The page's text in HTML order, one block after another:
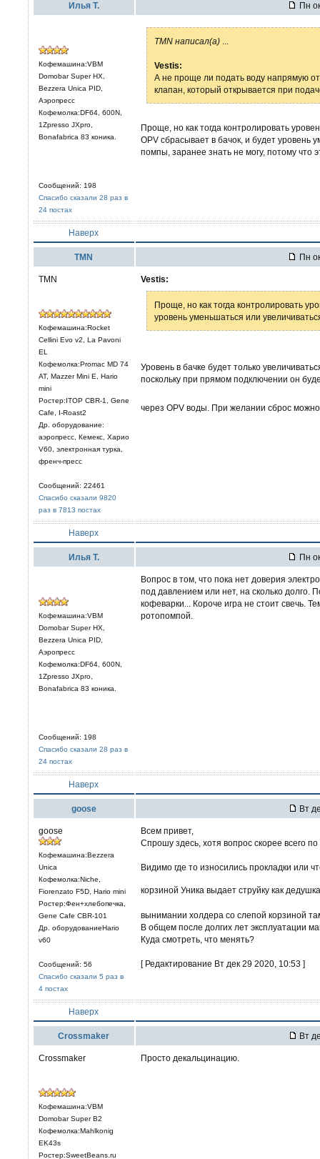
Илья Т. Пн
Кофемашина:VBM
Domobar Super HX,
Bezzera Unica PID,
Аэропресс
Кофемолка:DF64, 600N,
1Zpresso JXpro,
Bonafabrica 83 коника.
Сообщений: 198
Спасибо сказали 28 раз в
24 постах
TMN написал(а)
Vestis:
А не проще ли подать воду напрямую
клапан, который открывается при
Проще, но как тогда контролировать
OPV сбрасывает в бачок, и будет уровень
помпы, заранее знать не могу, потому что
Наверх
TMN Пн
TMN
Кофемашина:Rocket
Cellini Evo v2, La Pavoni
EL
Кофемолка:Promac MD 74
AT, Mazzer Mini E, Hario
mini
Ростер:ITOP CBR-1, Gene
Cafe, I-Roast2
Др. оборудование:
аэропресс, Кемекс, Харио
V60, электронная турка,
френч-пресс
Сообщений: 22461
Спасибо сказали 9820
раз в 7813 постах
Vestis:
Проще, но как тогда контролировать
уровень уменьшаться или
Уровень в бачке будет только
поскольку при прямом подключении он
через OPV воды. При желании сброс
Наверх
Илья Т. Пн
Кофемашина:VBM
Domobar Super HX,
Bezzera Unica PID,
Аэропресс
Кофемолка:DF64, 600N,
1Zpresso JXpro,
Bonafabrica 83 коника.
Сообщений: 198
Спасибо сказали 28 раз в
24 постах
Вопрос в том, что пока нет доверия
под давлением или нет, на сколько долго.
кофеварки... Короче игра не стоит свечь.
ротопомпой.
Наверх
goose Вт
goose
Кофемашина:Bezzera
Unica
Кофемолка:Niche,
Fiorenzato F5D, Hario mini
Ростер:Фен+хлебопечка,
Gene Cafe CBR-101
Др. оборудованиеHario
v60
Сообщений: 56
Спасибо сказали 5 раз в
4 постах
Всем привет,
Спрошу здесь, хотя вопрос скорее всего по
Видимо где то износились прокладки или
корзиной Уника выдает струйку как
вынимании холдера со слепой корзиной
В общем после долгих лет эксплуатации
Куда смотреть, что менять?
[ Редактирование Вт дек 29 2020, 10:53 ]
Наверх
Crossmaker Вт
Crossmaker
Кофемашина:VBM
Domobar Super B2
Кофемолка:Mahlkonig
EK43s
Ростер:SweetBeans.ru
Просто декальцинацию.